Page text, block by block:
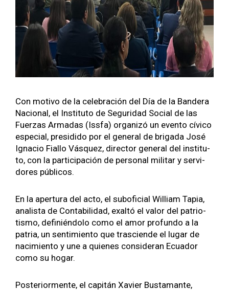
Con moti­vo de la cel­e­bración del Día de la Ban­dera
Nacional, el Insti­tu­to de Seguri­dad Social de las
Fuerzas Armadas (Iss­fa) orga­nizó un even­to cívi­co
espe­cial, pre­si­di­do por el gen­er­al de briga­da José
Igna­cio Fial­lo Vásquez, direc­tor gen­er­al del insti­tu­
to, con la par­tic­i­pación de per­son­al mil­i­tar y servi­
dores públi­cos.
En la aper­tu­ra del acto, el sub­o­fi­cial William Tapia,
anal­ista de Con­tabil­i­dad, exaltó el val­or del patri­o­
tismo, definién­do­lo como el amor pro­fun­do a la
patria, un sen­timien­to que tra­sciende el lugar de
nacimien­to y une a quienes con­sid­er­an Ecuador
como su hog­ar.
Pos­te­ri­or­mente, el capitán Xavier Bus­ta­mante,